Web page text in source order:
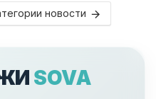
новости
SOVA